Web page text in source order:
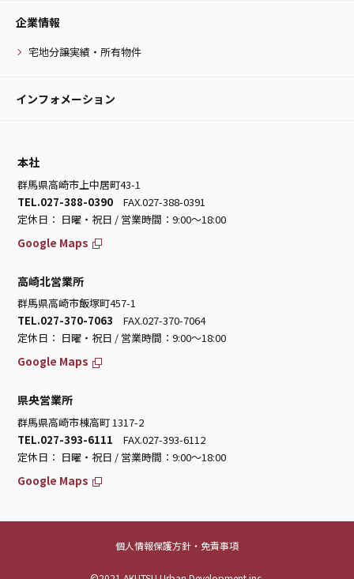
企業情報
宅地分譲実績・所有物件
インフォメーション
本社
群馬県高崎市上中居町43-1
TEL.027-388-0390 FAX.027-388-0391
定休日： 日曜・祝日 / 営業時間：9:00～18:00
Google Maps
高崎北営業所
群馬県高崎市飯塚町457-1
TEL.027-370-7063 FAX.027-370-7064
定休日： 日曜・祝日 / 営業時間：9:00～18:00
Google Maps
県央営業所
群馬県高崎市棟高町 1317-2
TEL.027-393-6111 FAX.027-393-6112
定休日： 日曜・祝日 / 営業時間：9:00～18:00
Google Maps
個人情報保護方針・免責事項